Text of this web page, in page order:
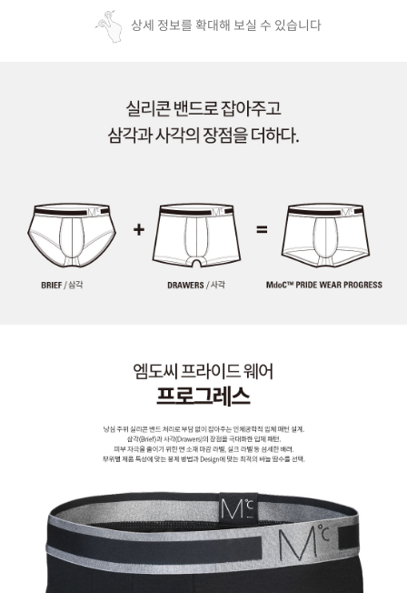
상세 정보를 확대해 보실 수 있습니다